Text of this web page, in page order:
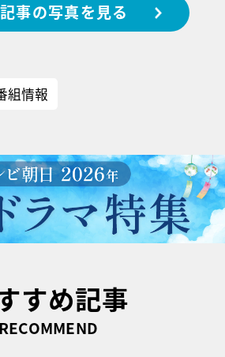
事の写真を見る
組情報
すめ記事
RECOMMEND